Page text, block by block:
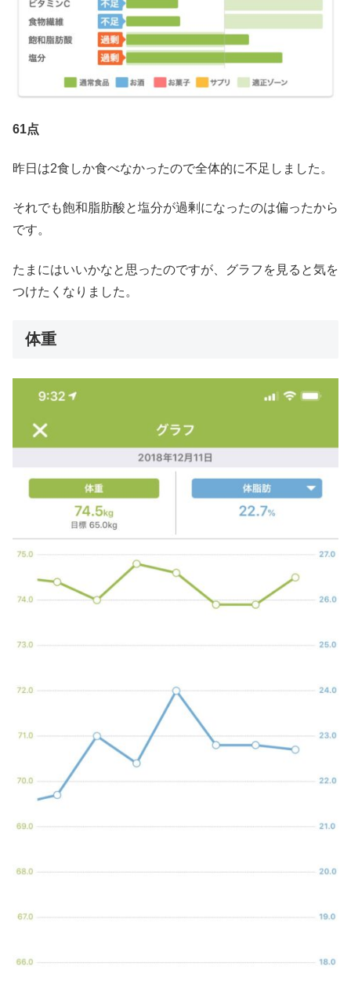
61点
昨日は2食しか食べなかったので全体的に不足しました。
それでも飽和脂肪酸と塩分が過剰になったのは偏ったから
です。
たまにはいいかなと思ったのですが、グラフを見ると気を
つけたくなりました。
体重